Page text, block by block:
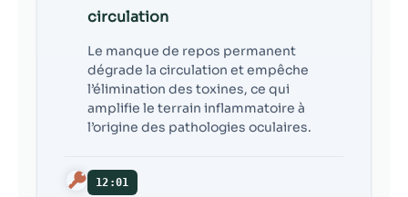
circulation
Le manque de repos permanent
dégrade la circulation et empêche
l’élimination des toxines, ce qui
amplifie le terrain inflammatoire à
l’origine des pathologies oculaires.
12:01